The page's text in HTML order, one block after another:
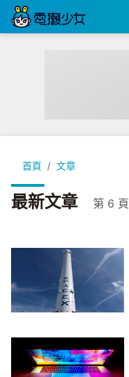
首頁 文章
最新文章 第 6 頁